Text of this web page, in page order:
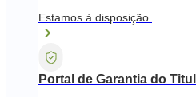
Estamos à disposição.
Portal de Garantia do